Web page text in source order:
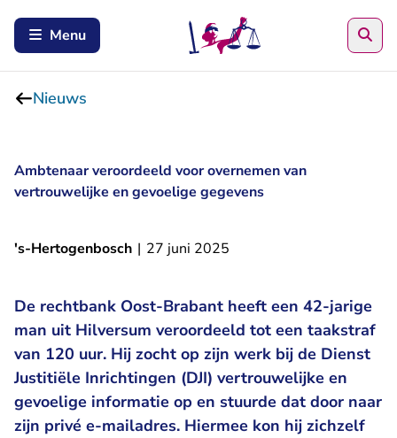
Menu
Nieuws
Ambtenaar veroordeeld voor overnemen van
vertrouwelijke en gevoelige gegevens
's-Hertogenbosch | 27 juni 2025
De rechtbank Oost-Brabant heeft een 42-jarige
man uit Hilversum veroordeeld tot een taakstraf
van 120 uur. Hij zocht op zijn werk bij de Dienst
Justitiële Inrichtingen (DJI) vertrouwelijke en
gevoelige informatie op en stuurde dat door naar
zijn privé e-mailadres. Hiermee kon hij zichzelf